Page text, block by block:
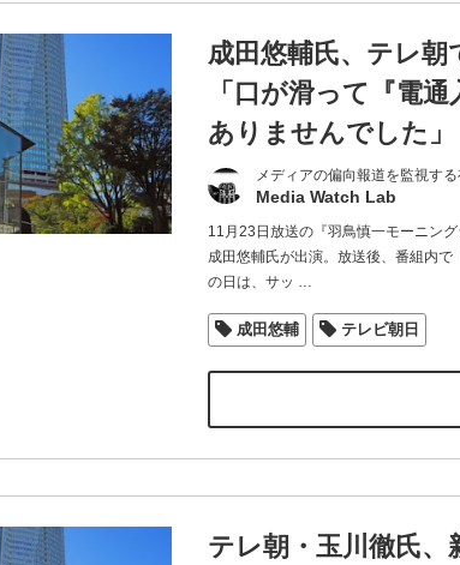
成田悠輔氏、テレ朝
「口が滑って『電
ありませんでした」
メディアの偏向報道を監視す
Media Watch Lab
11月23日放送の『羽鳥慎一モーニン
成田悠輔氏が出演。放送後、番組内
の日は、サッ …
成田悠輔 テレビ朝日
テレ朝・玉川徹氏